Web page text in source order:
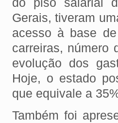
Gerais, tiveram
acesso à base
carreiras, número
evolução dos
Hoje, o estado
que equivale a
Também foi